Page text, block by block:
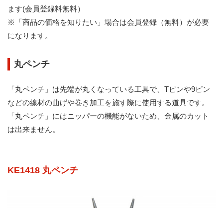
ます(会員登録料無料）
※「商品の価格を知りたい」場合は会員登録（無料）が必要
になります。
丸ペンチ
「丸ペンチ」は先端が丸くなっている工具で、Tピンや9ピン
などの線材の曲げや巻き加工を施す際に使用する道具です。
「丸ペンチ」にはニッパーの機能がないため、金属のカット
は出来ません。
KE1418 丸ペンチ